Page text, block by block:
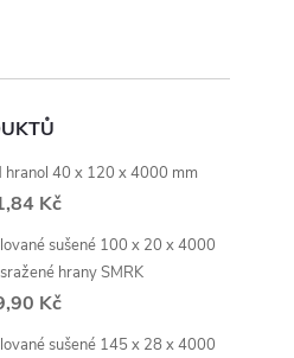
hranol 40 x 120 x 4000 mm
Kč
sušené 100 x 20 x 4000
hrany SMRK
Kč
sušené 145 x 28 x 4000